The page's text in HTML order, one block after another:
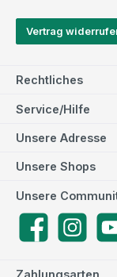
Vertrag
Rechtliches
Service/Hilfe
Zahlungsarten
Unsere Adresse
Unsere
FacebookInstagram
Unsere Shops